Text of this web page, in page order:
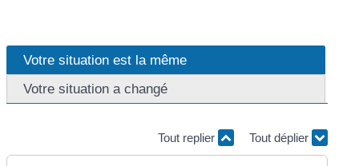
Votre situation est la même
Votre situation a changé
Tout replier Tout déplier